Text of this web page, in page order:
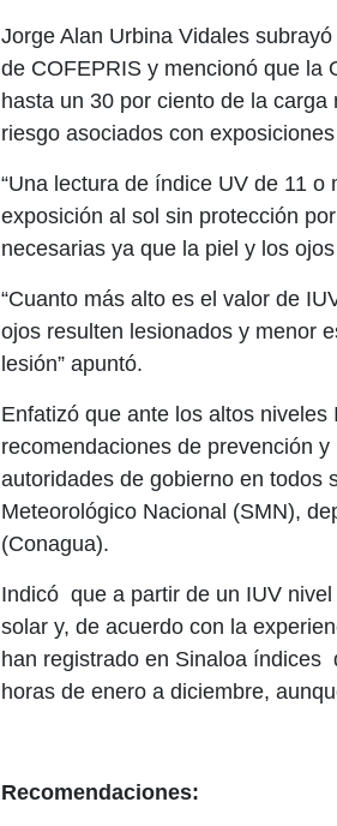
Jorge Alan Urbina Vidales
de COFEPRIS y mencionó que la
hasta un 30 por ciento de la
riesgo asociados con
“Una lectura de índice UV de 11
exposición al sol sin protección
necesarias ya que la piel y los
“Cuanto más alto es el valor de
ojos resulten lesionados y menor
lesión” apuntó.
Enfatizó que ante los altos
recomendaciones de prevención
autoridades de gobierno en todos
Meteorológico Nacional (SMN),
(Conagua).
Indicó que a partir de un IUV
solar y, de acuerdo con la
han registrado en Sinaloa
horas de enero a diciembre,
Recomendaciones: